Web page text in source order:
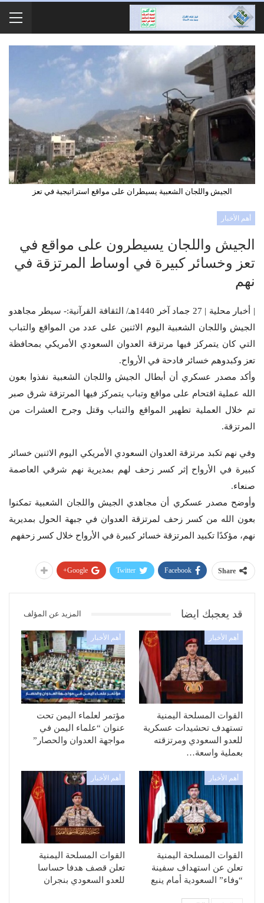
الجيش واللجان الشعبية يسيطران على مواقع استراتيجية في تعز
أهم الأخبار
الجيش واللجان يسيطرون على مواقع في
تعز وخسائر كبيرة في اوساط المرتزقة في
نهم
| أخبار محلية | 27 جماد آخر 1440هـ/ الثقافة القرآنية:- سيطر مجاهدو
الجيش واللجان الشعبية اليوم الاثنين على عدد من المواقع والتباب
التي كان يتمركز فيها مرتزقة العدوان السعودي الأمريكي بمحافظة
تعز وكبدوهم خسائر فادحة في الأرواح.
وأكد مصدر عسكري أن أبطال الجيش واللجان الشعبية نفذوا بعون
الله عملية اقتحام على مواقع وتباب يتمركز فيها المرتزقة شرق صبر
تم خلال العملية تطهير المواقع والتباب وقتل وجرح العشرات من
المرتزقة.
وفي نهم تكبد مرتزقة العدوان السعودي الأمريكي اليوم الاثنين خسائر
كبيرة في الأرواح إثر كسر زحف لهم بمديرية نهم شرقي العاصمة
صنعاء.
وأوضح مصدر عسكري أن مجاهدي الجيش واللجان الشعبية تمكنوا
بعون الله من كسر زحف لمرتزقة العدوان في جبهة الحول بمديرية
نهم، مؤكدًا تكبيد المرتزقة خسائر كبيرة في الأرواح خلال كسر زحفهم
Share
Facebook
Twitter
Google+
قد يعجبك ايضا المزيد عن المؤلف
أهم الأخبار
القوات المسلحة اليمنية
تستهدف تحشيدات عسكرية
للعدو السعودي ومرتزقته
بعملية واسعة…
أهم الأخبار
مؤتمر لعلماء اليمن تحت
عنوان “علماء اليمن في
مواجهة العدوان والحصار”
أهم الأخبار
القوات المسلحة اليمنية
تعلن عن استهداف سفينة
“وفاء” السعودية أمام ينبع
أهم الأخبار
القوات المسلحة اليمنية
تعلن قصف هدفا حساسا
للعدو السعودي بنجران